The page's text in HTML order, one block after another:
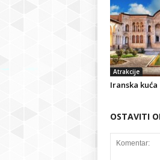
Atrakcije
Iranska kuća
OSTAVITI